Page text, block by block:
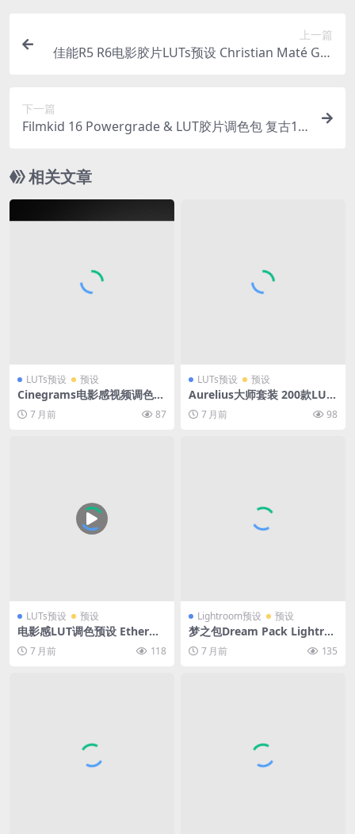
上一篇
佳能R5 R6电影胶片LUTs预设 Christian Maté Gra
下一篇
Filmkid 16 Powergrade & LUT胶片调色包 复古16
调色预设+练习素材+视频教程
相关文章
LUTs预设 预设
Cinegrams电影感视频调色L
UTs预设 PR/AE/达芬奇/FCPX
通用滤镜V1 Cinematic Look
s V1 Video LUTs
7 月前 87
LUTs预设 预设
Aurelius大师套装 200款LUTs
+125款预设 支持PR/达芬奇/F
CPX 影视级视频照片调色全集
7 月前 98
LUTs预设 预设
电影感LUT调色预设 Ether青
色空灵6款.cube文件 达芬奇/
PR/FCPX视频滤镜梦幻效果 G
AMUT – Ether LUT Collecti
7 月前 118
Lightroom预设 预设
梦之包Dream Pack Lightro
om预设粉彩梦幻明亮色调光
线充足人像空灵摄影后期调色
Tricia Victoria – Dream Pac
7 月前 135